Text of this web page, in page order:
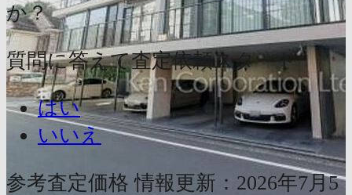
か？
質問に答えて査定依頼スタート
はい
いいえ
参考査定価格 情報更新：2026年7月5